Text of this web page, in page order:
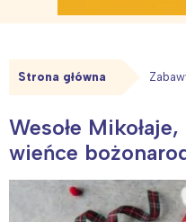
Strona główna
Wesołe
wieńce